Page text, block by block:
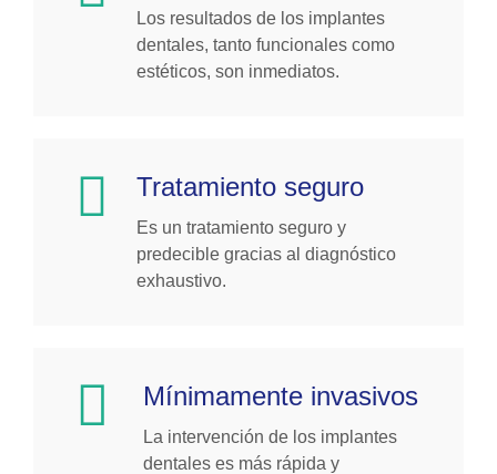
Los resultados de los implantes
dentales, tanto funcionales como
estéticos, son inmediatos.
Tratamiento seguro
Es un tratamiento seguro y
predecible gracias al diagnóstico
exhaustivo.
Mínimamente invasivos
La intervención de los implantes
dentales es más rápida y